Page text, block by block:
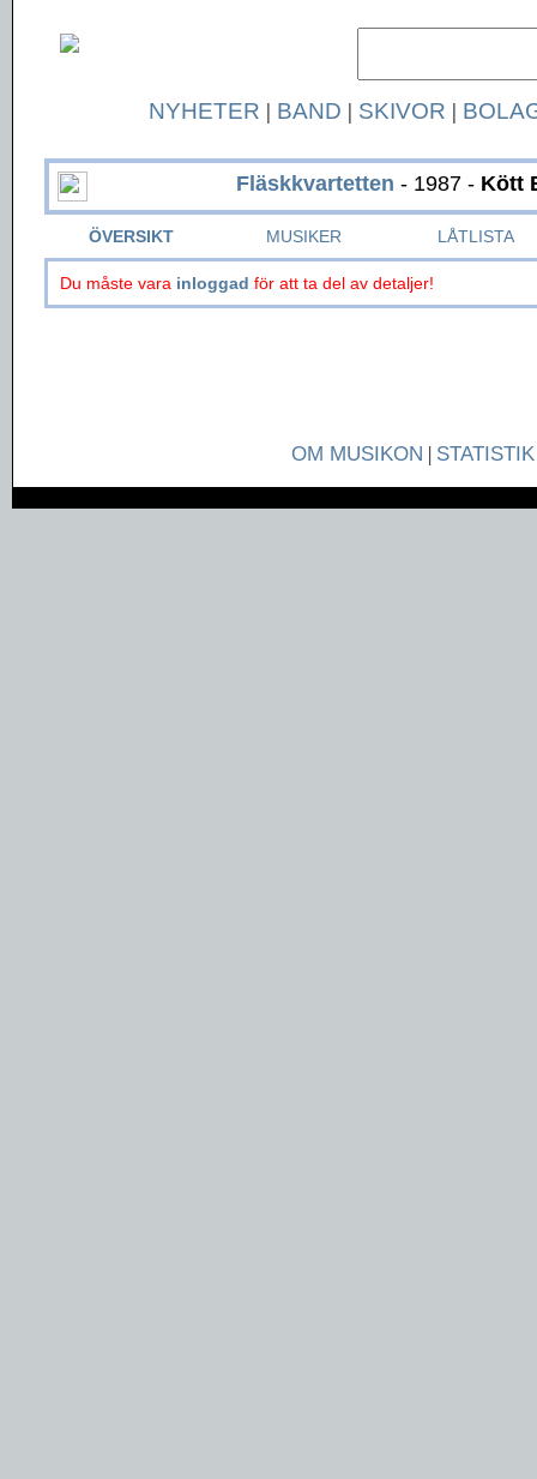
NYHETER | BAND | SKIVOR |
Fläskkvartetten - 1987 - Kött
ÖVERSIKT MUSIKER LÅTLISTA
Du måste vara inloggad för att ta del av detaljer!
OM MUSIKON | STATISTIK